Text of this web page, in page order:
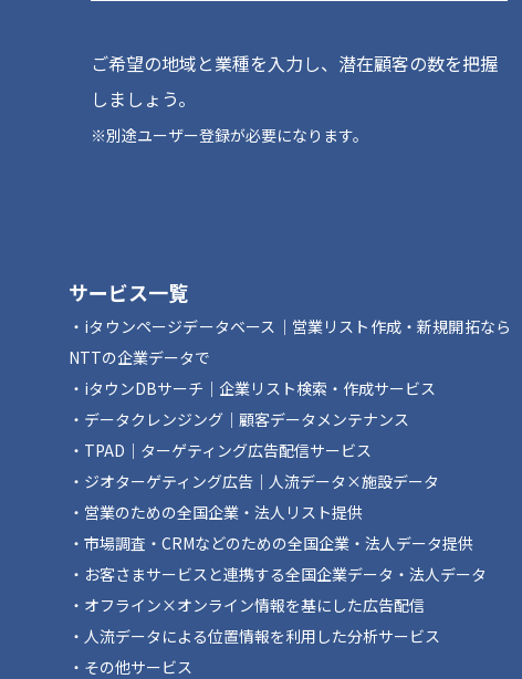
ご希望の地域と業種を入力し、潜在顧客の数を把握
しましょう。
※別途ユーザー登録が必要になります。
サービス一覧
iタウンページデータベース｜営業リスト作成・新規開拓なら
NTTの企業データで
iタウンDBサーチ｜企業リスト検索・作成サービス
データクレンジング｜顧客データメンテナンス
TPAD｜ターゲティング広告配信サービス
ジオターゲティング広告｜人流データ×施設データ
営業のための全国企業・法人リスト提供
市場調査・CRMなどのための全国企業・法人データ提供
お客さまサービスと連携する全国企業データ・法人データ
オフライン×オンライン情報を基にした広告配信
人流データによる位置情報を利用した分析サービス
その他サービス